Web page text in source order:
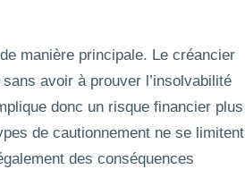
manière principale. Le créancier
avoir à prouver l’insolvabilité
donc un risque financier plus
de cautionnement ne se limitent
des conséquences